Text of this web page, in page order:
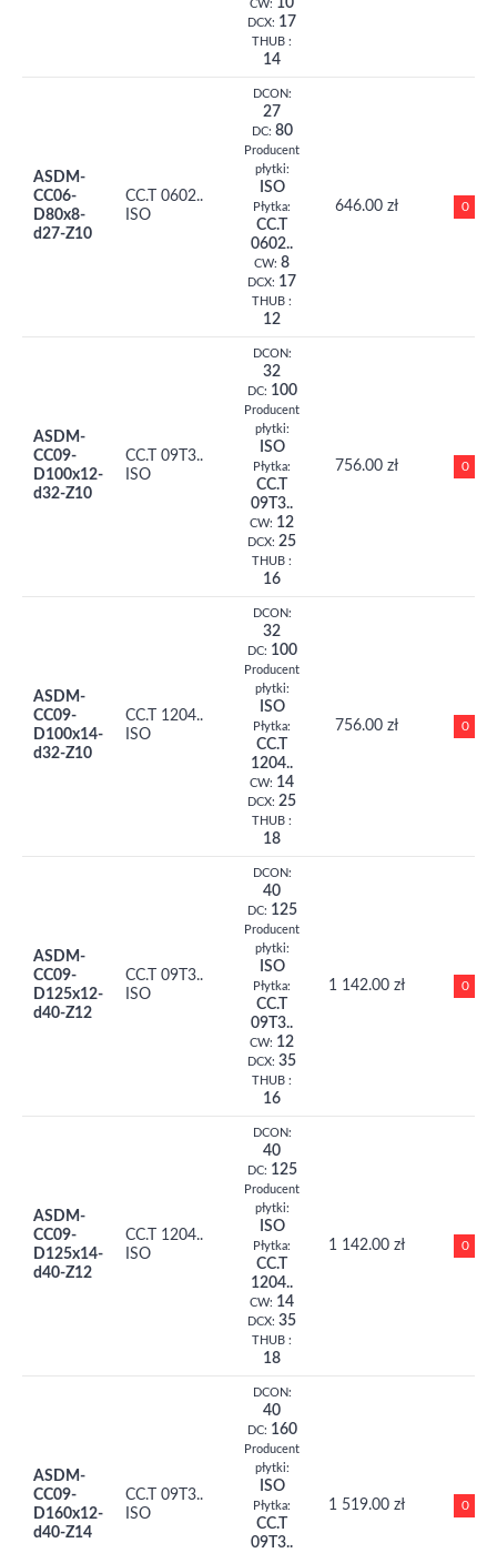
CW: 10
DCX: 17
THUB :
14
ASDM-
CC06-
D80x8-
d27-Z10
CC.T 0602..
ISO
DCON:
27
DC: 80
Producent
płytki:
ISO
Płytka:
CC.T
0602..
CW: 8
DCX: 17
THUB :
12
646.00 zł 0
ASDM-
CC09-
D100x12-
d32-Z10
CC.T 09T3..
ISO
DCON:
32
DC: 100
Producent
płytki:
ISO
Płytka:
CC.T
09T3..
CW: 12
DCX: 25
THUB :
16
756.00 zł 0
ASDM-
CC09-
D100x14-
d32-Z10
CC.T 1204..
ISO
DCON:
32
DC: 100
Producent
płytki:
ISO
Płytka:
CC.T
1204..
CW: 14
DCX: 25
THUB :
18
756.00 zł 0
ASDM-
CC09-
D125x12-
d40-Z12
CC.T 09T3..
ISO
DCON:
40
DC: 125
Producent
płytki:
ISO
Płytka:
CC.T
09T3..
CW: 12
DCX: 35
THUB :
16
1 142.00 zł 0
ASDM-
CC09-
D125x14-
d40-Z12
CC.T 1204..
ISO
DCON:
40
DC: 125
Producent
płytki:
ISO
Płytka:
CC.T
1204..
CW: 14
DCX: 35
THUB :
18
1 142.00 zł 0
ASDM-
CC09-
D160x12-
d40-Z14
CC.T 09T3..
ISO
DCON:
40
DC: 160
Producent
płytki:
ISO
Płytka:
CC.T
09T3..
1 519.00 zł 0